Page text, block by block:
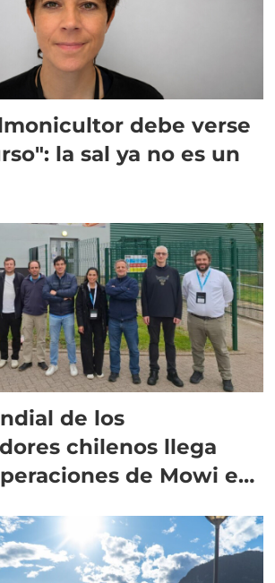
debe verse
la sal ya no es un
de los
chilenos llega
de Mowi en